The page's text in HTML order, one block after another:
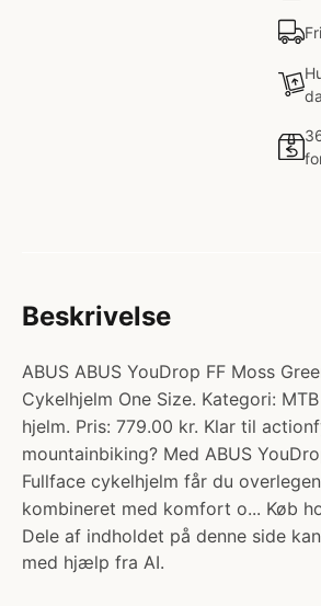
Beskrivelse
ABUS ABUS YouDrop FF Moss
Cykelhjelm One Size. Kategori:
hjelm. Pris: 779.00 kr. Klar til
mountainbiking? Med ABUS
Fullface cykelhjelm får du
kombineret med komfort o... Køb
Dele af indholdet på denne side
med hjælp fra AI.